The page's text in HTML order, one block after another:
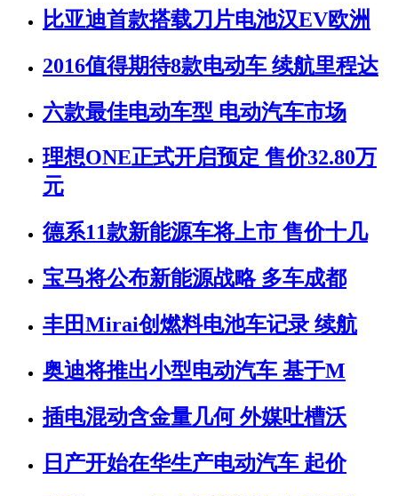
比亚迪首款搭载刀片电池汉EV欧洲
2016值得期待8款电动车 续航里程达
六款最佳电动车型 电动汽车市场
理想ONE正式开启预定 售价32.80万
元
德系11款新能源车将上市 售价十几
宝马将公布新能源战略 多车成都
丰田Mirai创燃料电池车记录 续航
奥迪将推出小型电动汽车 基于M
插电混动含金量几何 外媒吐槽沃
日产开始在华生产电动汽车 起价